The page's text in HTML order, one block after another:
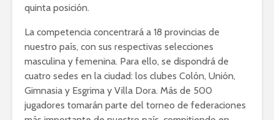
quinta posición.
La competencia concentrará a 18 provincias de
nuestro país, con sus respectivas selecciones
masculina y femenina. Para ello, se dispondrá de
cuatro sedes en la ciudad: los clubes Colón, Unión,
Gimnasia y Esgrima y Villa Dora. Más de 500
jugadores tomarán parte del torneo de federaciones